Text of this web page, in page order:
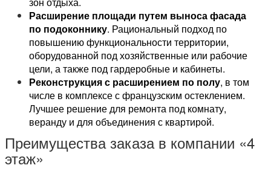
Расширение площади путем выноса фасада
по подоконнику. Рациональный подход по
повышению функциональности территории,
оборудованной под хозяйственные или рабочие
цели, а также под гардеробные и кабинеты.
Реконструкция с расширением по полу, в том
числе в комплексе с французским остеклением.
Лучшее решение для ремонта под комнату,
веранду и для объединения с квартирой.
Преимущества заказа в компании «4
этаж»